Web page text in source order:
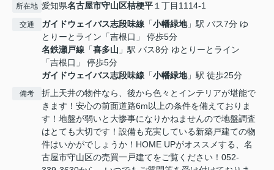
所在地 愛知県名古屋市守山区桔梗平１丁目1114-1
交通 ガイドウェイバス志段味線 「小幡緑地」駅 バス7分 ゆ
とりーとライン「吉根口」 停歩5分
名鉄瀬戸線 「喜多山 」駅 バス8分 ゆとりーとライン
「吉根口」 停歩5分
ガイドウェイバス志段味線 「小幡緑地」駅 徒歩25分
備考
折上天井の物件なら、後から色々とインテリアが堪能で
きます！安心の前面道路6m以上の条件を備えておりま
す！地盤が弱いと大惨事になりかねませんので地盤調査
はとても大切です！設備も充実している新築戸建ての物
件はいかがでしょうか！HOME UPがオススメする、名
古屋市守山区の売買一戸建てをご覧ください！052-